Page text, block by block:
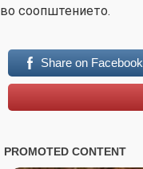
во соопштението.
Share on Facebook